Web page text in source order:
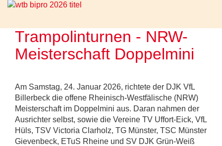
Trampolinturnen - NRW-
Meisterschaft Doppelmini
Am Samstag, 24. Januar 2026, richtete der DJK VfL
Billerbeck die offene Rheinisch-Westfälische (NRW)
Meisterschaft im Doppelmini aus. Daran nahmen der
Ausrichter selbst, sowie die Vereine TV Uffort-Eick, VfL
Hüls, TSV Victoria Clarholz, TG Münster, TSC Münster
Gievenbeck, ETuS Rheine und SV DJK Grün-Weiß